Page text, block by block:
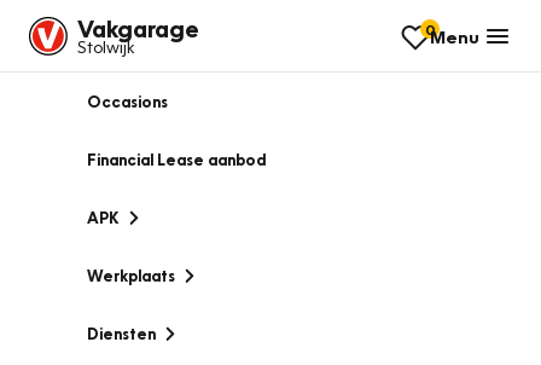
Vakgarage
Stolwijk
0Menu
Occasions
Financial Lease aanbod
APK
Werkplaats
Diensten